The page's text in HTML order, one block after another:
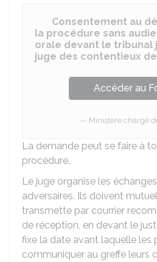
Consentement au
la procédure sans
orale devant le tribunal
juge des contentieux
Accéder au
Ministère chargé
La demande peut se faire à
procédure.
Le juge organise les
adversaires. Ils doivent
transmette par courrier
de réception, en devant le
fixe la date avant laquelle les
communiquer au greffe leurs